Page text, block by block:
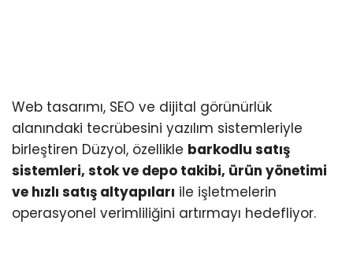
Web tasarımı, SEO ve dijital görünürlük
alanındaki tecrübesini yazılım sistemleriyle
birleştiren Düzyol, özellikle barkodlu satış
sistemleri, stok ve depo takibi, ürün yönetimi
ve hızlı satış altyapıları ile işletmelerin
operasyonel verimliliğini artırmayı hedefliyor.